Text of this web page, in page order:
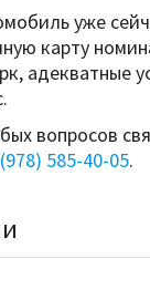
уже
карту
адекватные
вопросов
585-40-05.